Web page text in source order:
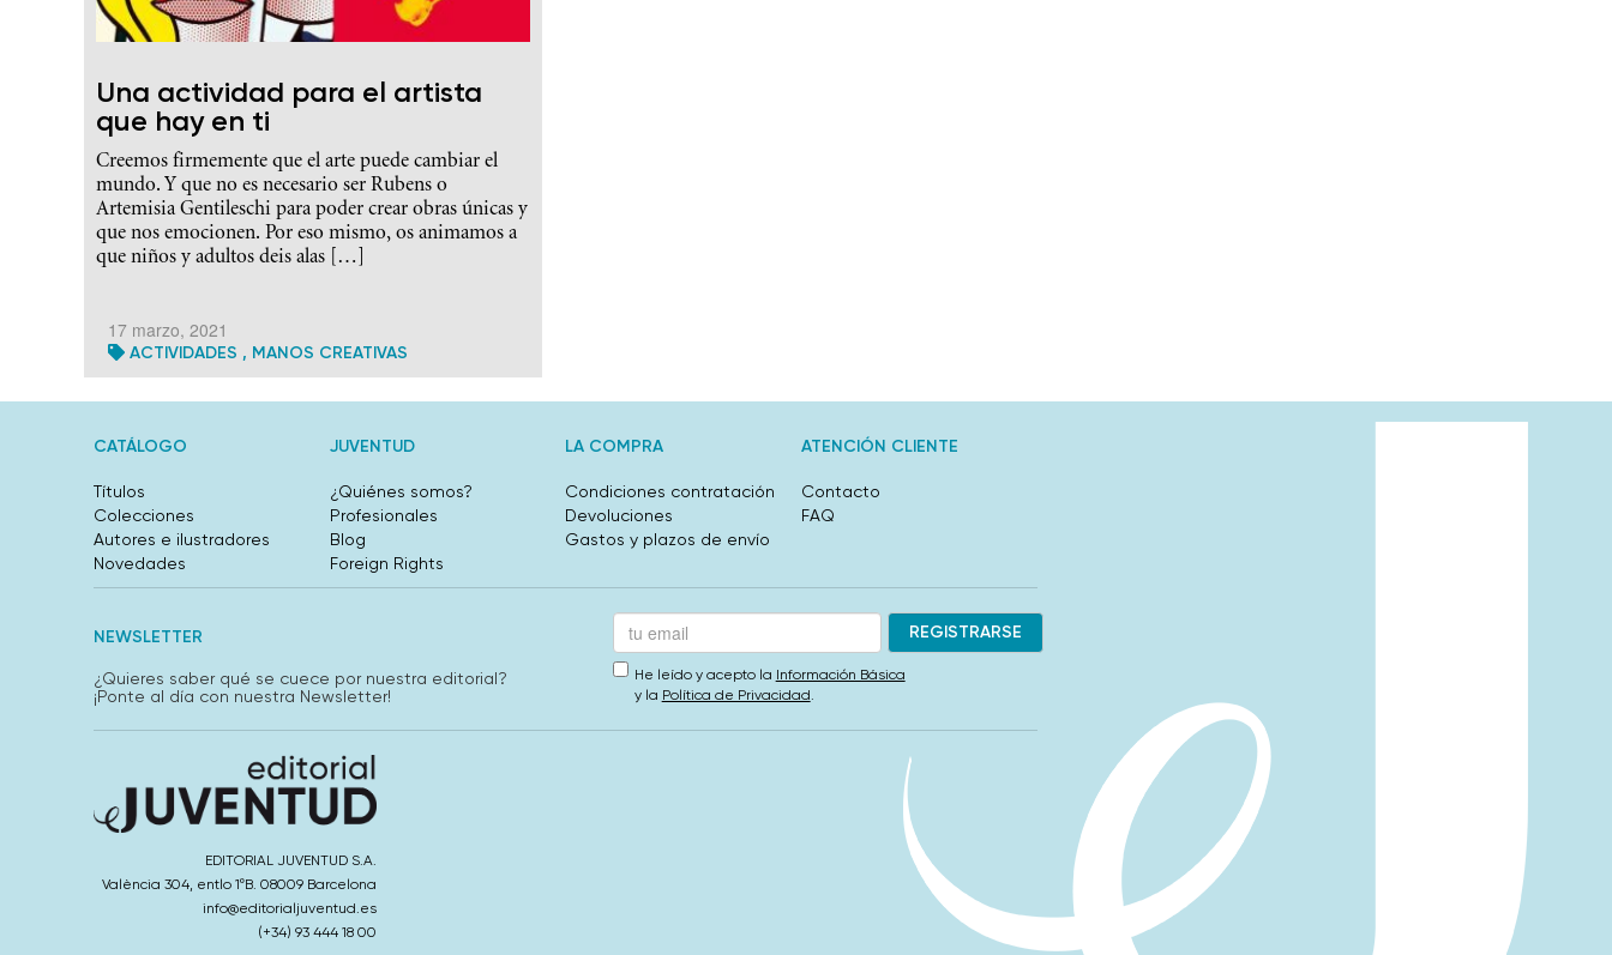
Una actividad para el artista
que hay en ti
Creemos firmemente que el arte puede cambiar el
mundo. Y que no es necesario ser Rubens o
Artemisia Gentileschi para poder crear obras únicas y
que nos emocionen. Por eso mismo, os animamos a
que niños y adultos deis alas […]
17 marzo, 2021
ACTIVIDADES , MANOS CREATIVAS
CATÁLOGO
Títulos
Colecciones
Autores e ilustradores
Novedades
JUVENTUD
¿Quiénes somos?
Profesionales
Blog
Foreign Rights
LA COMPRA
Condiciones contratación
Devoluciones
Gastos y plazos de envío
ATENCIÓN CLIENTE
Contacto
FAQ
NEWSLETTER
¿Quieres saber qué se cuece por nuestra editorial?
¡Ponte al día con nuestra Newsletter!
He leído y acepto la Información Básica
y la Política de Privacidad.
EDITORIAL JUVENTUD S.A.
València 304, entlo 1ºB. 08009 Barcelona
info@editorialjuventud.es
(+34) 93 444 18 00